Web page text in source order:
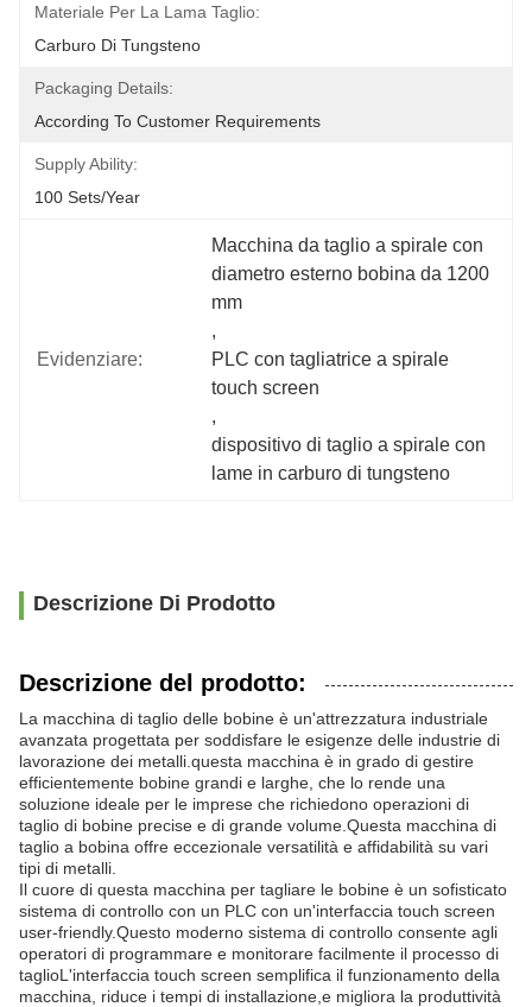
Materiale Per La Lama Taglio:
Carburo Di Tungsteno
Packaging Details:
According To Customer Requirements
Supply Ability:
100 Sets/year
Evidenziare:
Macchina da taglio a spirale con
diametro esterno bobina da 1200
mm
,
PLC con tagliatrice a spirale
touch screen
,
dispositivo di taglio a spirale con
lame in carburo di tungsteno
Descrizione Di Prodotto
Descrizione del prodotto:
La macchina di taglio delle bobine è un'attrezzatura industriale
avanzata progettata per soddisfare le esigenze delle industrie di
lavorazione dei metalli.questa macchina è in grado di gestire
efficientemente bobine grandi e larghe, che lo rende una
soluzione ideale per le imprese che richiedono operazioni di
taglio di bobine precise e di grande volume.Questa macchina di
taglio a bobina offre eccezionale versatilità e affidabilità su vari
tipi di metalli.
Il cuore di questa macchina per tagliare le bobine è un sofisticato
sistema di controllo con un PLC con un'interfaccia touch screen
user-friendly.Questo moderno sistema di controllo consente agli
operatori di programmare e monitorare facilmente il processo di
taglioL'interfaccia touch screen semplifica il funzionamento della
macchina, riduce i tempi di installazione,e migliora la produttività